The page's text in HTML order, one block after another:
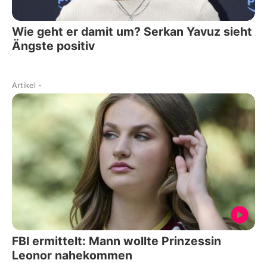
Wie geht er damit um? Serkan Yavuz sieht
Ängste positiv
Artikel -
FBI ermittelt: Mann wollte Prinzessin
Leonor nahekommen